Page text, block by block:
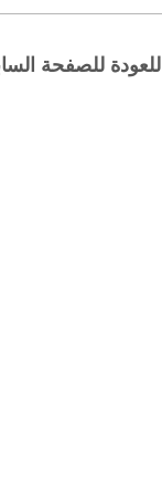
للعودة للصفحة